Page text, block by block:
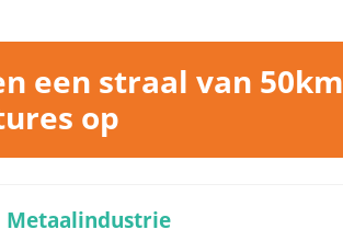
een straal van 50km
op
Metaalindustrie